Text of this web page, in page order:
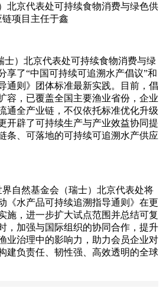
北京代表处可持续食物消费与绿色供
链项目主任于鑫
）北京代表处可持续食物消费与绿
享了“中国可持续可追溯水产倡议”和
通则》团体标准最新实践。目前，倡
容，已覆盖全国主要渔业省份，企业
通全产业链，不仅依托标准优化升级
开辟了可持续生产与产业效益协同提
条、可落地的可持续可追溯水产供应
自然基金会（瑞士）北京代表处将
《水产品可持续追溯指导通则》在更
施，进一步扩大试点范围并总结可复
，加强与国际组织的协同合作，提升
业治理中的影响力，助力会员企业对
建负责任、韧性强、高效透明的全球